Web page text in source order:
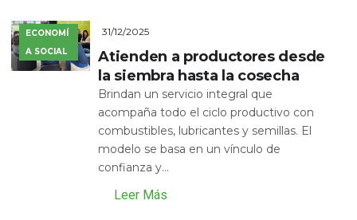
ECONOMÍ
A SOCIAL
31/12/2025
Atienden a productores desde
la siembra hasta la cosecha
Brindan un servicio integral que
acompaña todo el ciclo productivo con
combustibles, lubricantes y semillas. El
modelo se basa en un vínculo de
confianza y...
Leer Más